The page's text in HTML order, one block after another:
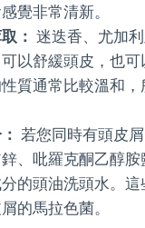
覺非常清新。
： 迷迭香、尤加
以舒緩頭皮，也
質通常比較溫和
若您同時有頭皮
、吡羅克酮乙醇
的頭油洗頭水。
的馬拉色菌。